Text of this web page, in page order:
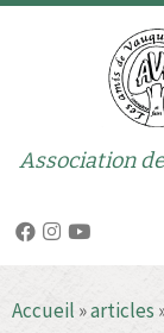
au
Association
Accueil »articles